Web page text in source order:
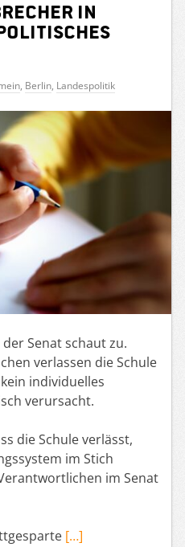
in
, Berlin, Landespolitik
Senat schaut zu.
verlassen die Schule
individuelles
verursacht.
die Schule verlässt,
im Stich
im Senat
[…]